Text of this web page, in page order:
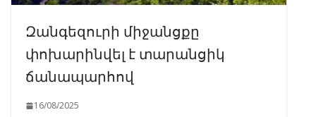
Զանգեզուրի միջանցքը
փոխարինվել է տարանցիկ
ճանապարհով
16/08/2025